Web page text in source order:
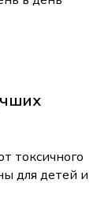
токсичного
для детей и